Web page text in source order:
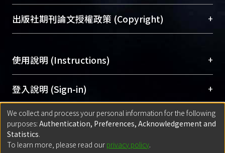
To permanently archive and promote researcher
profiles and scholarly works, Library integrates the
services of “NTU Repository” with “Academic
開放取用是從使用者角度提升資訊取用性的社會運
動，應用在學術研究上是透過將研究著作公開供使
用逐年攀升。同時可加速研究發展、提升研究影響
Archive）平台。 （點選深入了解OA）
出版社期刊論文授權政策 (Copyright) +
含部分內容的版權非匯入者所有，或由第三方贊
助與合作完成，請確認該版權所有者及第三方同
意提供此授權。
Please represent that the submission is your
original work, and that you have the right to
grant the rights to upload.
若欲上傳已出版的全文電子檔，可使用
使用說明 (Instructions) +
網站簡介(Quickstart Guide)
使用手冊(Instruction Manual)
線上預約服務(Booking Service)
登入說明 (Sign-in) +
方案一：臺灣大學計算機中心帳號登入
(With C&INC Email Account)
方案二：ORCID帳號登入(With ORCID)
匯入著作 (Submission) +
方案一：定期更新ORCID者，以ID匯入
We collect and process your personal information for the following
purposes: Authentication, Preferences, Acknowledgement and
Statistics.
To learn more, please read our privacy policy.